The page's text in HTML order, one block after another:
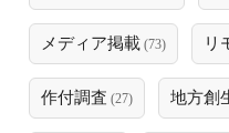
メディア掲載 (73) リ
作付調査 (27) 地方創